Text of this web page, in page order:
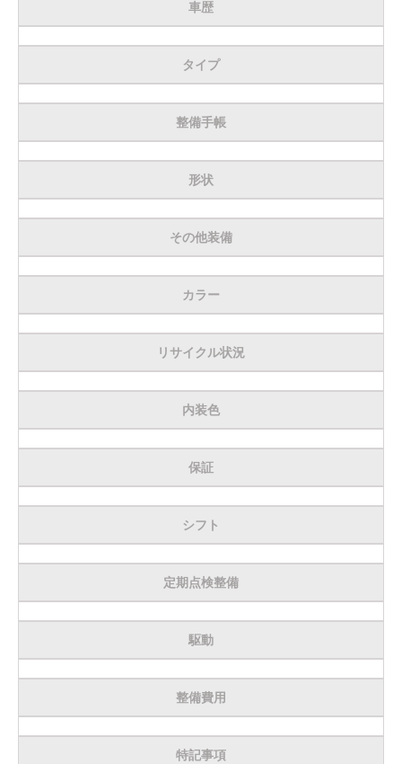
車歴
タイプ
整備手帳
形状
その他装備
カラー
リサイクル状況
内装色
保証
シフト
定期点検整備
駆動
整備費用
特記事項